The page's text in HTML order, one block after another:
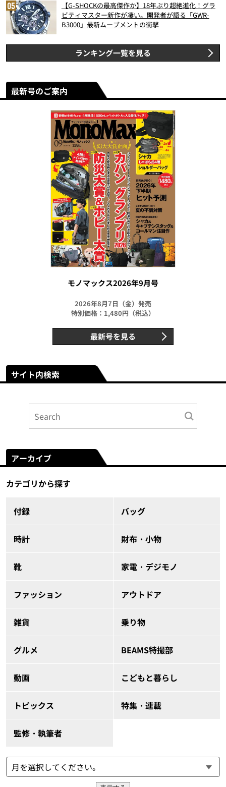
【G-SHOCKの最高傑作か】18年ぶり超絶進化！グラ
ビティマスター新作が凄い。開発者が語る「GWR-
B3000」最新ムーブメントの衝撃
ランキング一覧を見る
最新号のご案内
モノマックス2026年9月号
2026年8月7日（金）発売
特別価格：1,480円（税込）
最新号を見る
サイト内検索
アーカイブ
カテゴリから探す
付録 バッグ
時計 財布・小物
靴 家電・デジモノ
ファッション アウトドア
雑貨 乗り物
グルメ BEAMS特撮部
動画 こどもと暮らし
トピックス 特集・連載
監修・執筆者